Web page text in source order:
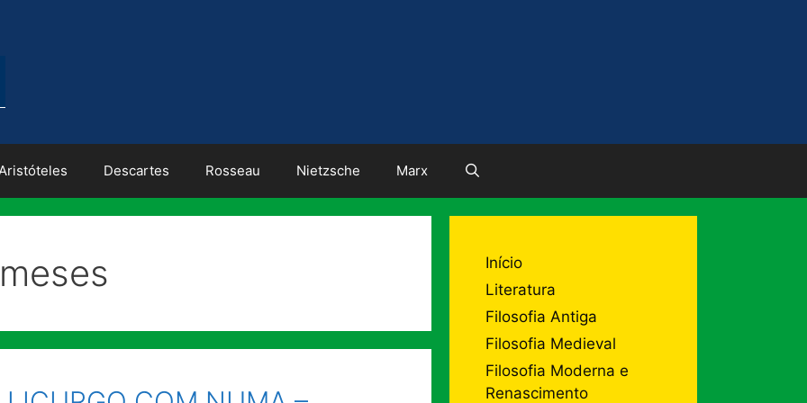
Descartes Rosseau Nietzsche Marx
Início
Literatura
Filosofia Antiga
Filosofia Medieval
Filosofia Moderna e
Renascimento